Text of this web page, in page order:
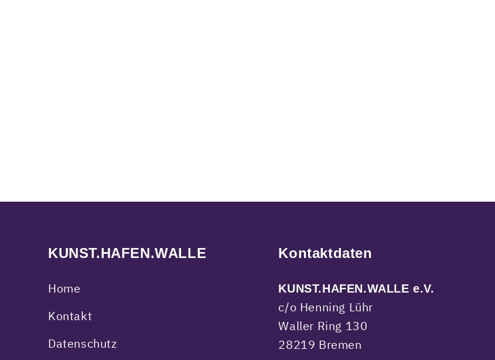
KUNST.HAFEN.WALLE
Home
Kontakt
Datenschutz
Kontaktdaten
KUNST.HAFEN.WALLE e.V.
c/o Henning Lühr
Waller Ring 130
28219 Bremen